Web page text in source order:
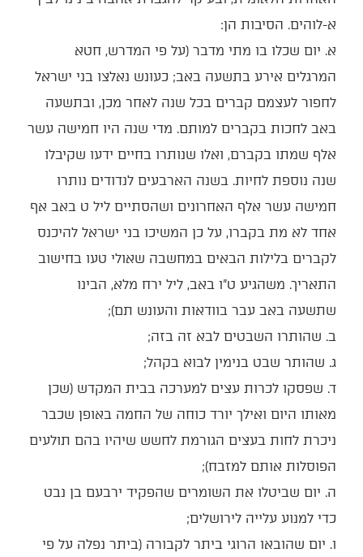
א-לוהים. הסיבות הן:
א. יום שכלו בו מתי מדבר (על פי המדרש, חטא
המרגלים אירע בתשעה באב; כעונש נאלצו בני ישראל
לחפור לעצמם קברים בכל שנה לאחר מכן, ובתשעה
באב לחכות בקברים למותם. מדי שנה היו חמישה עשר
אלף שמתו בקברם, ואלו שנותרו בחיים ידעו שקיבלו
שנה נוספת לחיות. בשנה הארבעים לנדודים נותרו
חמישה עשר אלף האחרונים ושהסתיים ליל ט באב אף
אחד לא מת בקברו, על כן המשיכו בני ישראל להיכנס
לקברים בלילות הבאים במחשבה שאולי טעו בחישוב
התאריך. משהגיע ט”ו באב, ליל ירח מלא, הבינו
שתשעה באב עבר בוודאות והעונש תם);
ב. שהותרו השבטים לבא זה בזה;
ג. שהותר שבט בנימין לבוא בקהל;
ד. שפסקו לכרות עצים למערכה בבית המקדש (שכן
מאותו היום ואילך יורד כוחה של החמה באופן שכבר
ניכרת לחות בעצים הגורמת לחשש שיהיו בהם תולעים
הפוסלות אותם למזבח);
ה. יום שביטלו את השומרים שהפקיד ירבעם בן נבט
כדי למנוע עלייה לירושלים;
ו. יום שהובאו הרוגי ביתר לקבורה (ביתר נפלה על פי